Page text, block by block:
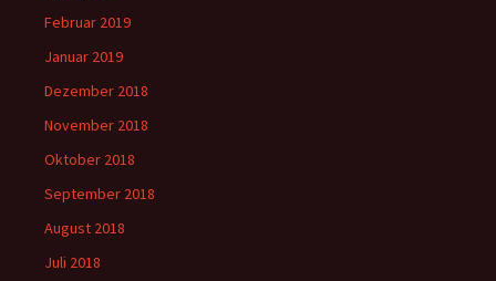
Februar 2019
Januar 2019
Dezember 2018
November 2018
Oktober 2018
September 2018
August 2018
Juli 2018